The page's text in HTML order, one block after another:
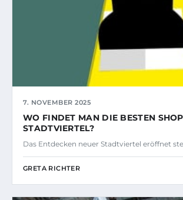
7. NOVEMBER 2025
WO FINDET MAN DIE BESTEN
STADTVIERTEL?
Das Entdecken neuer Stadtviertel eröffnet
GRETA RICHTER